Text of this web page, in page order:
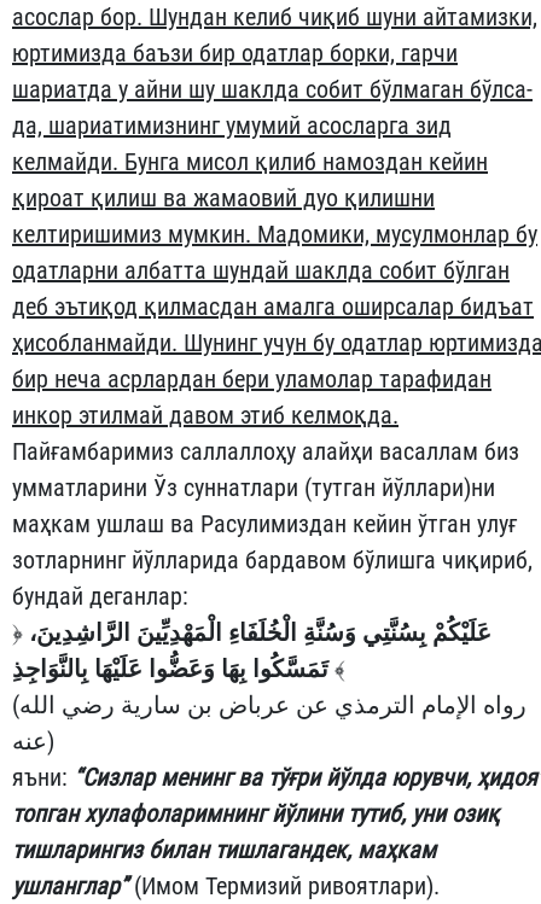
асослар бор. Шундан келиб чиқиб шуни айтамизки,
юртимизда баъзи бир одатлар борки, гарчи
шариатда у айни шу шаклда собит бўлмаган бўлса-
да, шариатимизнинг умумий асосларга зид
келмайди. Бунга мисол қилиб намоздан кейин
қироат қилиш ва жамаовий дуо қилишни
келтиришимиз мумкин. Мадомики, мусулмонлар бу
одатларни албатта шундай шаклда собит бўлган
деб эътиқод қилмасдан амалга оширсалар бидъат
ҳисобланмайди. Шунинг учун бу одатлар
бир неча асрлардан бери уламолар тарафидан
инкор этилмай давом этиб келмоқда.
Пайғамбаримиз саллаллоҳу алайҳи васаллам биз
умматларини Ўз суннатлари (тутган йўллари)ни
маҳкам ушлаш ва Расулимиздан кейин ўтган улуғ
зотларнинг йўлларида бардавом бўлишга чиқириб,
бундай деганлар:
﴿ عَلَيْكُمْ بِسُنَّتِي وَسُنَّةِ الْخُلَفَاءِ الْمَهْدِيِّينَ الرَّاشِدِينَ،
تَمَسَّكُوا بِهَا وَعَضُّوا عَلَيْهَا بِالنَّوَاجِذِ﴾
(رواه الإمام الترمذي عن عرباض بن سارية رضي الله
عنه)
яъни: “Сизлар менинг ва тўғри йўлда юрувчи,
топган хулафоларимнинг йўлини тутиб, уни озиқ
тишларингиз билан тишлагандек, маҳкам
ушланглар”(Имом Термизий ривоятлари).